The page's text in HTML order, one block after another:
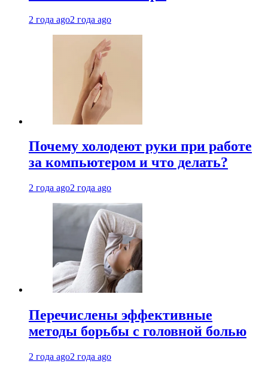
2 года ago2 года ago
Почему холодеют руки при работе
за компьютером и что делать?
2 года ago2 года ago
Перечислены эффективные
методы борьбы с головной болью
2 года ago2 года ago